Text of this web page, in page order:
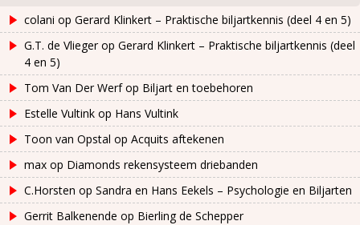
colani op Gerard Klinkert – Praktische biljartkennis (deel 4 en 5)
G.T. de Vliegerop Gerard Klinkert – Praktische biljartkennis (deel
4 en 5)
Tom Van Der Werfop Biljart en toebehoren
Estelle Vultink op Hans Vultink
Toon van Opstal op Acquits aftekenen
max op Diamonds rekensysteem driebanden
C.Horsten op Sandra en Hans Eekels – Psychologie en Biljarten
Gerrit Balkenende op Bierling de Schepper